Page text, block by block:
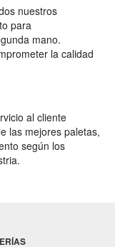
nuestros
para
mano.
la calidad
al cliente
las mejores paletas,
según los